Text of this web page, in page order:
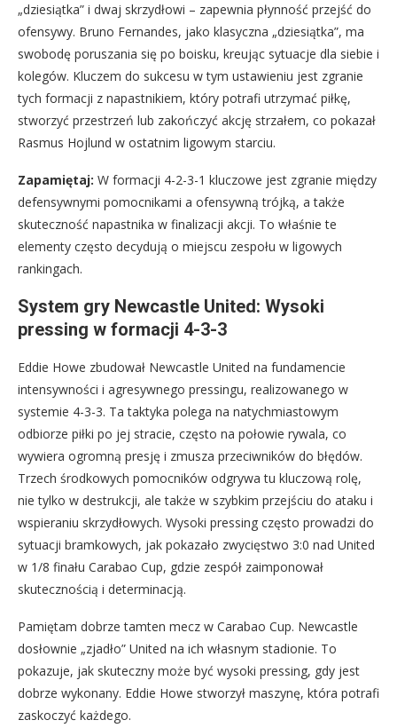
„dziesiątka” i dwaj skrzydłowi – zapewnia płynność przejść do
ofensywy. Bruno Fernandes, jako klasyczna „dziesiątka”, ma
swobodę poruszania się po boisku, kreując sytuacje dla siebie i
kolegów. Kluczem do sukcesu w tym ustawieniu jest zgranie
tych formacji z napastnikiem, który potrafi utrzymać piłkę,
stworzyć przestrzeń lub zakończyć akcję strzałem, co pokazał
Rasmus Hojlund w ostatnim ligowym starciu.
Zapamiętaj: W formacji 4-2-3-1 kluczowe jest zgranie między
defensywnymi pomocnikami a ofensywną trójką, a także
skuteczność napastnika w finalizacji akcji. To właśnie te
elementy często decydują o miejscu zespołu w ligowych
rankingach.
System gry Newcastle United: Wysoki
pressing w formacji 4-3-3
Eddie Howe zbudował Newcastle United na fundamencie
intensywności i agresywnego pressingu, realizowanego w
systemie 4-3-3. Ta taktyka polega na natychmiastowym
odbiorze piłki po jej stracie, często na połowie rywala, co
wywiera ogromną presję i zmusza przeciwników do błędów.
Trzech środkowych pomocników odgrywa tu kluczową rolę,
nie tylko w destrukcji, ale także w szybkim przejściu do ataku i
wspieraniu skrzydłowych. Wysoki pressing często prowadzi do
sytuacji bramkowych, jak pokazało zwycięstwo 3:0 nad United
w 1/8 finału Carabao Cup, gdzie zespół zaimponował
skutecznością i determinacją.
Pamiętam dobrze tamten mecz w Carabao Cup. Newcastle
dosłownie „zjadło” United na ich własnym stadionie. To
pokazuje, jak skuteczny może być wysoki pressing, gdy jest
dobrze wykonany. Eddie Howe stworzył maszynę, która potrafi
zaskoczyć każdego.